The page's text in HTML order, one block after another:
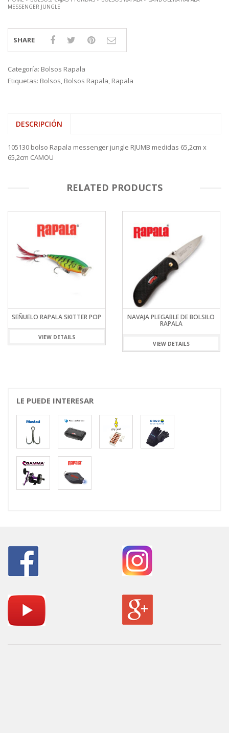
MESSENGER JUNGLE
SHARE
Categoría: Bolsos Rapala
Etiquetas: Bolsos, Bolsos Rapala, Rapala
DESCRIPCIÓN
105130 bolso Rapala messenger jungle RJUMB medidas 65,2cm x
65,2cm CAMOU
RELATED PRODUCTS
SEÑUELO RAPALA SKITTER POP
VIEW DETAILS
NAVAJA PLEGABLE DE BOLSILO
RAPALA
VIEW DETAILS
LE PUEDE INTERESAR